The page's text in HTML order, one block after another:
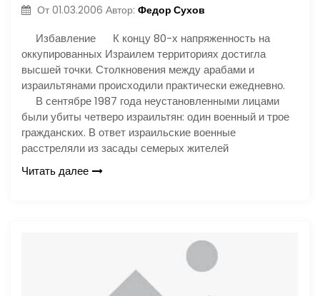
От 01.03.2006 Автор: Федор Сухов
Избавление К концу 80-х напряженность на
оккупированных Израилем территориях достигла
высшей точки. Столкновения между арабами и
израильтянами происходили практически ежедневно.
В сентябре 1987 года неустановленными лицами
были убиты четверо израильтян: один военный и трое
гражданских. В ответ израильские военные
расстреляли из засады семерых жителей
Читать далее